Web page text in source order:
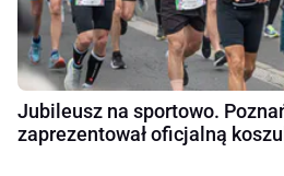
Jubileusz na sportowo.
zaprezentował oficjalną